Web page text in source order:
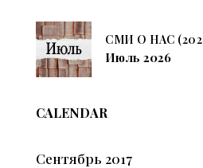
СМИ О НАС
Июль 2026
CALENDAR
Сентябрь 2017